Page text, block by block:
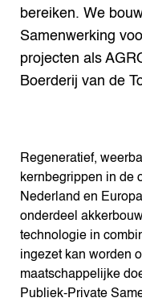
bereiken. We
Samenwerking
projecten als
Boerderij van de
Regeneratief,
kernbegrippen in de
Nederland en
onderdeel
technologie in
ingezet kan worden
maatschappelijke
Publiek-Private